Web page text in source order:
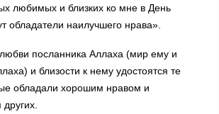
любимых и близких ко мне в День
обладатели наилучшего нрава».
посланника Аллаха (мир ему и
и близости к нему удостоятся те
обладали хорошим нравом и